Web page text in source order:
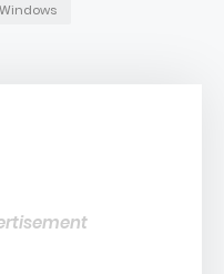
Windows